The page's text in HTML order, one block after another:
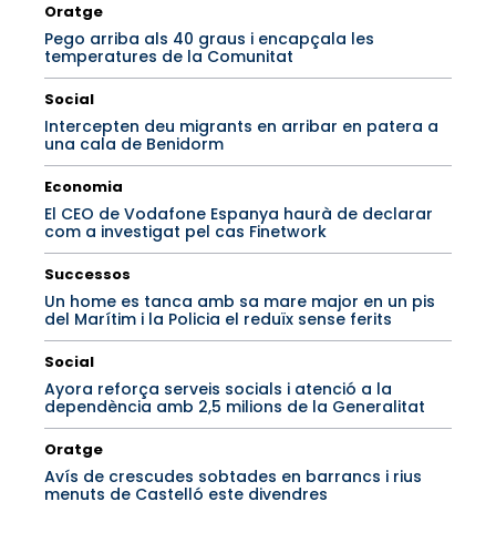
Oratge
Pego arriba als 40 graus i encapçala les
temperatures de la Comunitat
Social
Intercepten deu migrants en arribar en patera a
una cala de Benidorm
Economia
El CEO de Vodafone Espanya haurà de declarar
com a investigat pel cas Finetwork
Successos
Un home es tanca amb sa mare major en un pis
del Marítim i la Policia el reduïx sense ferits
Social
Ayora reforça serveis socials i atenció a la
dependència amb 2,5 milions de la Generalitat
Oratge
Avís de crescudes sobtades en barrancs i rius
menuts de Castelló este divendres